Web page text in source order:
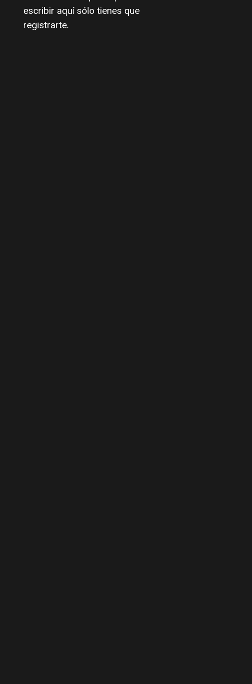
escribir aquí sólo tienes que
registrarte.